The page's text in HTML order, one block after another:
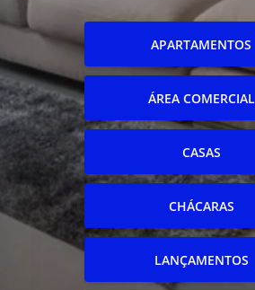
APARTAMENTOS
ÁREA COMERCIAL
CASAS
CHÁCARAS
LANÇAMENTOS